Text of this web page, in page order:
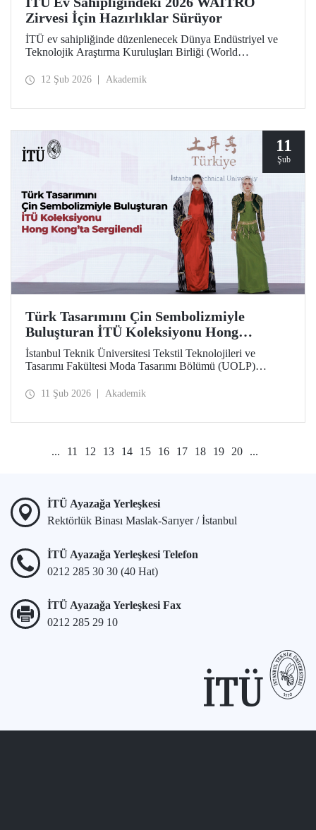
Zirvesi İçin Hazırlıklar Sürüyor
İTÜ ev sahipliğinde düzenlenecek Dünya Endüstriyel ve
Teknolojik Araştırma Kuruluşları Birliği (World
Organizations) 2026 Zirvesi bağlamında 11 Şubat günü
12 Şub 2026 Akademik
11
Şub
Türk Tasarımını Çin Sembolizmiyle
Buluşturan İTÜ Koleksiyonu Hong
Kong’ta Sergilendi
İstanbul Teknik Üniversitesi Tekstil Teknolojileri ve
Tasarımı Fakültesi Moda Tasarımı Bölümü (UOLP)
tasarlanan ve Öğr. Gör. Dr. Belgin Görgün’ün
sahipliğinde düzenlenen defilede tanıtıldı.
11 Şub 2026 Akademik
... 11 12 13 14 15 16 17 18 19 20 ...
İTÜ Ayazağa Yerleşkesi
Rektörlük Binası Maslak-Sarıyer / İstanbul
İTÜ Ayazağa Yerleşkesi Telefon
0212 285 30 30 (40 Hat)
İTÜ Ayazağa Yerleşkesi Fax
0212 285 29 10